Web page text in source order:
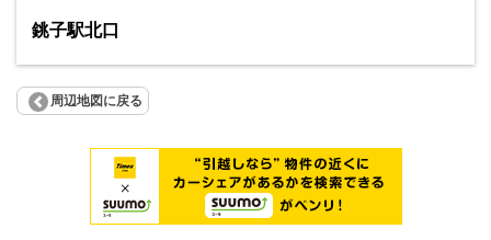
銚子駅北口
周辺地図に戻る